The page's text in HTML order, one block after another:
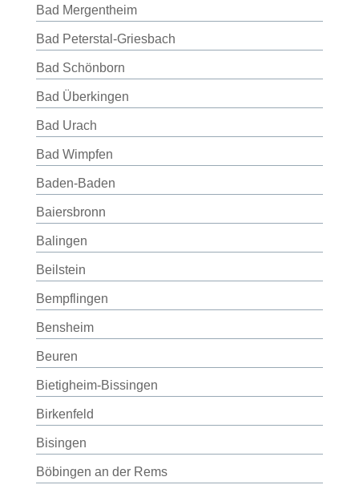
Bad Mergentheim
Bad Peterstal-Griesbach
Bad Schönborn
Bad Überkingen
Bad Urach
Bad Wimpfen
Baden-Baden
Baiersbronn
Balingen
Beilstein
Bempflingen
Bensheim
Beuren
Bietigheim-Bissingen
Birkenfeld
Bisingen
Böbingen an der Rems